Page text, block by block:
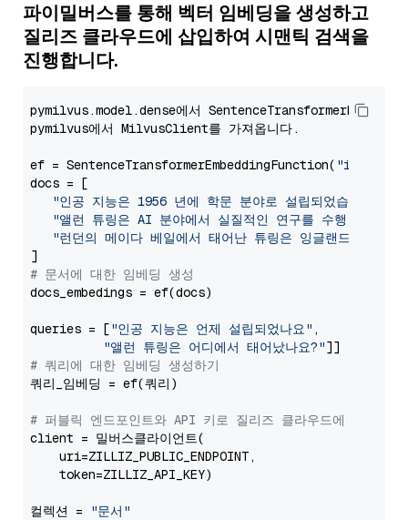
파이밀버스를 통해 벡터 임베딩을 생성하고
질리즈 클라우드에 삽입하여 시맨틱 검색을
진행합니다.
pymilvus.model.dense에서
pymilvus에서 MilvusClient를 가져옵니다.
ef = SentenceTransformerEmbeddingFunction( "intfloat/
docs = [
"인공 지능은 1956 년에 학문 분야로 설립되었습니다."
"앨런 튜링은 AI 분야에서 실질적인 연구를 수행 한 최초
"런던의 메이다 베일에서 태어난 튜링은 잉글랜드 남부에
# 문서에 대한 임베딩 생성
docs_embedings = ef(docs)
queries = ["인공 지능은 언제 설립되었나요" ,
"앨런 튜링은 어디에서 태어났나요?"
# 쿼리에 대한 임베딩 생성하기
쿼리_임베딩 = ef(쿼리)
# 퍼블릭 엔드포인트와 API 키로 질리즈 클라우드에 연결하기
client = 밀버스클라이언트(
    uri=ZILLIZ_PUBLIC_ENDPOINT,
    token=ZILLIZ_API_KEY)
컬렉션 =
"문서"